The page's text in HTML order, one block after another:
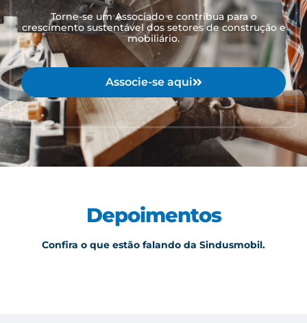
Torne-se um Associado e contribua para o
crescimento sustentável dos setores de construção e
mobiliário.
Associe-se aqui
Depoimentos
Confira o que estão falando da Sindusmobil.